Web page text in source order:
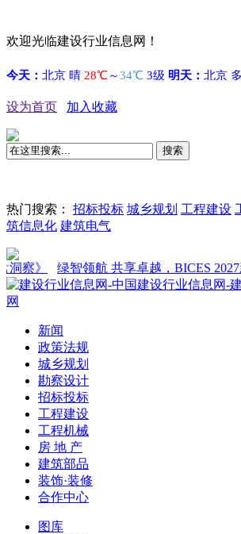
欢迎光临建设行业信息网！
设为首页 加入收藏
搜索
热门搜索： 招标投标 城乡规划 工程建设
筑信息化 建筑电气
绿智领航 共享卓越，BICES 2027新闻发
新闻
政策法规
城乡规划
勘察设计
招标投标
工程建设
工程机械
房 地 产
建筑部品
装饰·装修
合作中心
图库